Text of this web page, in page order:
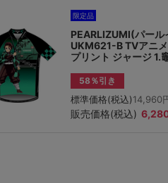
限定品
PEARLIZUMI(パール
UKM621-B TVアニメ
プリント ジャージ 1.
58％引き
標準価格(税込)14,960
販売価格(税込)